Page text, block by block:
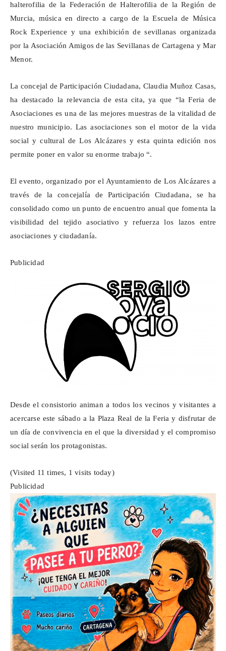
halterofilia de la Federación de Halterofilia de la Región de
Murcia, música en directo a cargo de la Escuela de Música
RockExperience y una exhibición de sevillanas organizada
por la Asociación Amigos de las Sevillanas de Cartagena y Mar
Menor.
La concejal de Participación Ciudadana, Claudia Muñoz Casas,
ha destacado la relevancia de esta cita, ya que “la Feria de
Asociaciones es una de las mejores muestras de la vitalidad de
nuestro municipio. Las asociaciones son el motor de la vida
social y cultural de Los Alcázares y esta quinta edición nos
permite poner en valor su enorme trabajo “.
El evento, organizado por el Ayuntamiento de Los Alcázares a
través de la concejalía de Participación Ciudadana, se ha
consolidado como un punto de encuentro anual que fomenta la
visibilidad del tejido asociativo y refuerza los lazos entre
asociaciones y ciudadanía.
Publicidad
Desde el consistorio animan a todos los vecinos y visitantes a
acercarse este sábado a la Plaza Real de la Feria y disfrutar de
un día de convivencia en el que la diversidad y el compromiso
social serán los protagonistas.
(Visited 11 times, 1 visits today)
Publicidad